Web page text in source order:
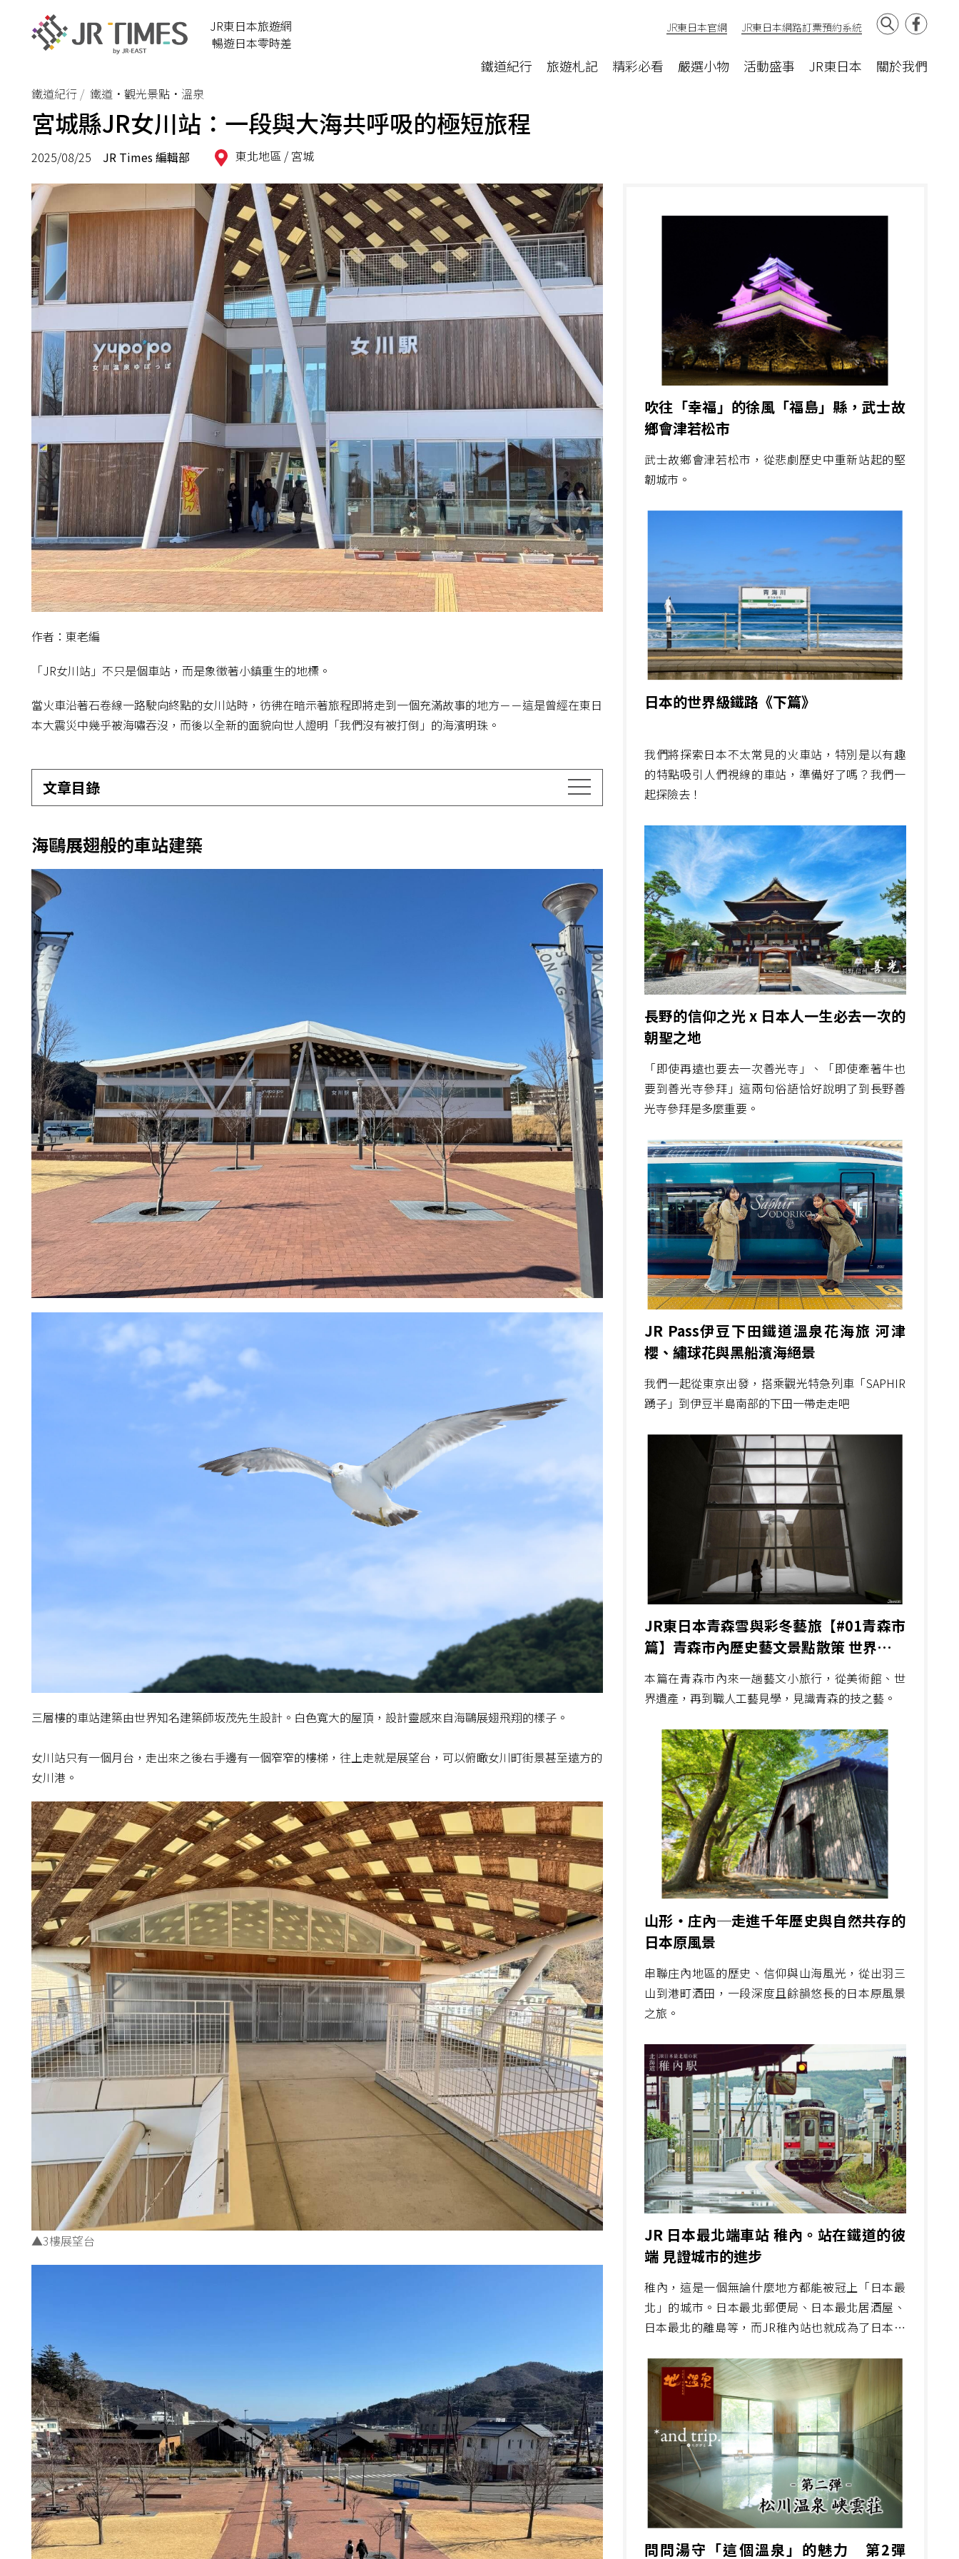
JR東日本旅遊網
暢遊日本零時差
鐵道紀行 旅遊札記 精彩必看 嚴選小物 活動盛事 JR東日本 關於我們
JR東日本官網 JR東日本網路訂票預約系統
鐵道紀行 鐵道•觀光景點•溫泉
宮城縣JR女川站：一段與大海共呼吸的極短旅程
2025/08/25 JR Times 編輯部 東北地區 / 宮城
作者：東老編
「JR女川站」不只是個車站，而是象徵著小鎮重生的地標。
當火車沿著石卷線一路駛向終點的女川站時，彷彿在暗示著旅程即將走到一個充滿故事的地方－－這是曾經在東日
本大震災中幾乎被海嘯吞沒，而後以全新的面貌向世人證明「我們沒有被打倒」的海濱明珠。
文章目錄
海鷗展翅般的車站建築
三層樓的車站建築由世界知名建築師坂茂先生設計。白色寬大的屋頂，設計靈感來自海鷗展翅飛翔的樣子。
女川站只有一個月台，走出來之後右手邊有一個窄窄的樓梯，往上走就是展望台，可以俯瞰女川町街景甚至遠方的
女川港。
▲3樓展望台
吹往「幸福」的徐風「福島」縣，武士故
鄉會津若松市
武士故鄉會津若松市，從悲劇歷史中重新站起的堅
韌城市。
日本的世界級鐵路《下篇》
我們將探索日本不太常見的火車站，特別是以有趣
的特點吸引人們視線的車站，準備好了嗎？我們一
起探險去！
長野的信仰之光 x 日本人一生必去一次的
朝聖之地
「即使再遠也要去一次善光寺」、「即使牽著牛也
要到善光寺參拜」這兩句俗語恰好說明了到長野善
光寺參拜是多麼重要。
JR Pass伊豆下田鐵道溫泉花海旅 河津
櫻、繡球花與黑船濱海絕景
我們一起從東京出發，搭乘觀光特急列車「SAPHIR
踴子」到伊豆半島南部的下田一帶走走吧
JR東日本青森雪與彩冬藝旅【#01青森市
篇】青森市內歷史藝文景點散策 世界遺產
美術館與職人工藝見學
本篇在青森市內來一趟藝文小旅行，從美術館、世
界遺產，再到職人工藝見學，見識青森的技之藝。
山形・庄內─走進千年歷史與自然共存的
日本原風景
串聯庄內地區的歷史、信仰與山海風光，從出羽三
山到港町酒田，一段深度且餘韻悠長的日本原風景
之旅。
JR 日本最北端車站 稚內。站在鐵道的彼
端 見證城市的進步
稚內，這是一個無論什麼地方都能被冠上「日本最
北」的城市。日本最北郵便局、日本最北居酒屋、
日本最北的離島等，而JR稚內站也就成為了日本最
問問湯守「這個溫泉」的魅力 第2彈